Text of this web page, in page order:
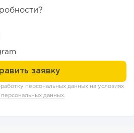
персональных данных на условиях
персональных данных.